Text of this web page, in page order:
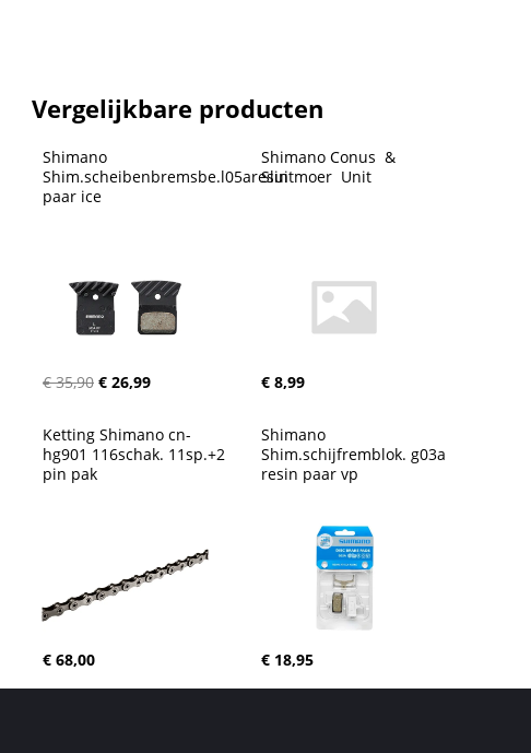
Vergelijkbare producten
Shimano
Shim.scheibenbremsbe.l05aresin
paar ice
€ 35,90 € 26,99
Shimano Conus  &
Sluitmoer  Unit
€ 8,99
Ketting Shimano cn-
hg901 116schak. 11sp.+2
pin pak
€ 68,00
Shimano
Shim.schijfremblok. g03a
resin paar vp
€ 18,95